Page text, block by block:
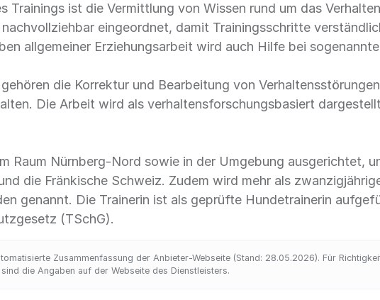
Trainings ist die Vermittlung von Wissen rund um das
eingeordnet, damit Trainingsschritte
allgemeiner Erziehungsarbeit wird auch Hilfe bei
die Korrektur und Bearbeitung von
Die Arbeit wird als verhaltensforschungsbasiert
Raum Nürnberg-Nord sowie in der Umgebung ausgerichtet,
die Fränkische Schweiz. Zudem wird mehr als
genannt. Die Trainerin ist als geprüfte Hundetrainerin
(TSchG).
Zusammenfassung der Anbieter-Webseite (Stand: 28.05.2026). Für
die Angaben auf der Webseite des Dienstleisters.